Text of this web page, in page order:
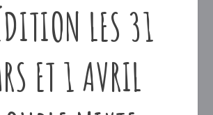
LES 31
ET 1 AVRIL